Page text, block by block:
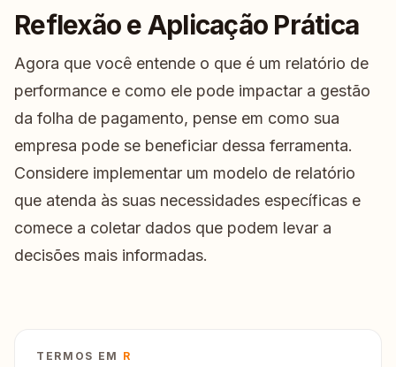
Reflexão e Aplicação Prática
Agora que você entende o que é um relatório de
performance e como ele pode impactar a gestão
da folha de pagamento, pense em como sua
empresa pode se beneficiar dessa ferramenta.
Considere implementar um modelo de relatório
que atenda às suas necessidades específicas e
comece a coletar dados que podem levar a
decisões mais informadas.
TERMOS EM R